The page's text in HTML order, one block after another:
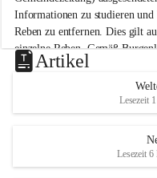
m
N
e
u
s
d
S
Informationen zu studieren und
Reben zu entfernen. Dies gilt
einzelne Reben. Gemäß
Weinbaugesetz sind nicht
unzulässige Weingärten zu
helfen wir zusammen um
vor den prognostizierten
und den daraus folgenden
Artikel
Lesezeit
Lesezeit